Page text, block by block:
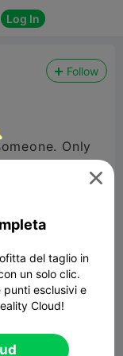
Log In
Follow
Only

del taglio in
un solo clic.
esclusivi e
Cloud!